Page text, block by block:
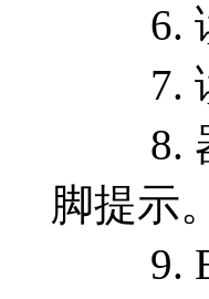
6. 读
7. 读
8. 器
脚提示。
9.